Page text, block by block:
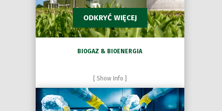
ODKRYĆ WIĘCEJ
BIOGAZ & BIOENERGIA
[ Show Info ]